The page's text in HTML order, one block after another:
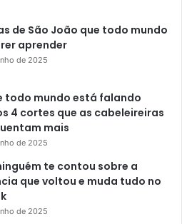
de São João que todo mundo
aprender
de 2025
todo mundo está falando
4 cortes que as cabeleireiras
mais
de 2025
te contou sobre a
que voltou e muda tudo no
de 2025